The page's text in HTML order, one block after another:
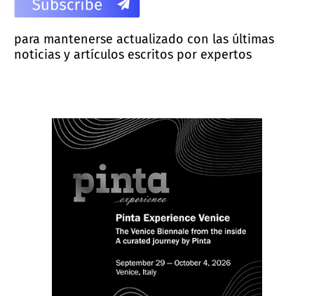
para mantenerse actualizado con las últimas
noticias y artículos escritos por expertos